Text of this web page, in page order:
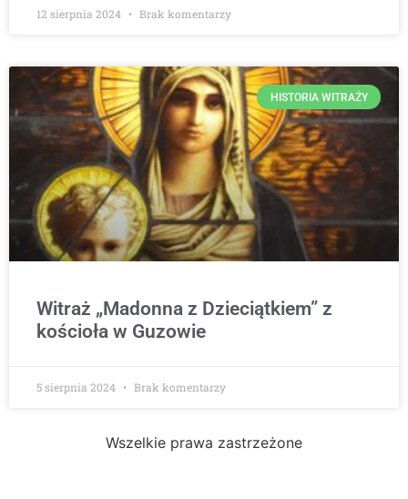
12 sierpnia 2024 Brak komentarzy
HISTORIA WITRAŻY
Witraż „Madonna z Dzieciątkiem” z
kościoła w Guzowie
5 sierpnia 2024 Brak komentarzy
Wszelkie prawa zastrzeżone